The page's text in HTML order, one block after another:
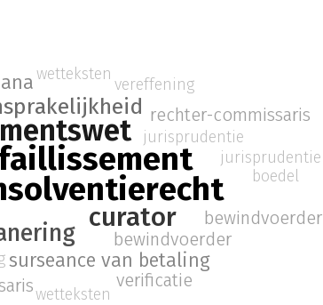
curator
surseance van betaling
jurisprudentie
bewindvoerder
wetteksten
rechter-commissaris
jurisprudentie
bewindvoerder
vereffening
verificatie
wetteksten
boedel